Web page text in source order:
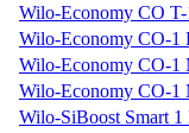
Wilo-Economy CO
Wilo-Economy CO-1
Wilo-Economy CO-1
Wilo-Economy CO-1
Wilo-SiBoost Smart